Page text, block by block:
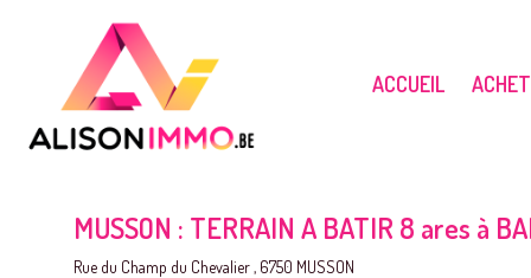
ACCUEIL
MUSSON : TERRAIN A BATIR 8 ares à
Rue du Champ du Chevalier , 6750 MUSSON